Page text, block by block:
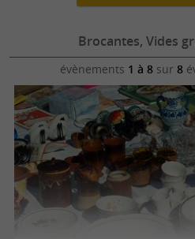
Brocantes, Vides
évènements 1 à 8sur 8